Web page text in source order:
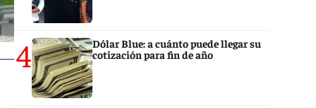
4
Dólar Blue: a cuánto puede llegar su
cotización para fin de año